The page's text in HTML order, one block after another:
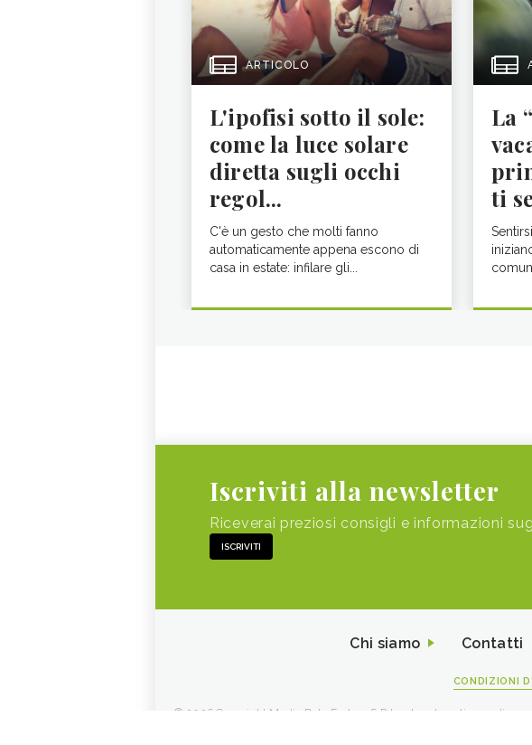
ARTICOLO
L'ipofisi sotto il sole:
come la luce solare
diretta sugli occhi
regol...
C'è un gesto che molti fanno
automaticamente appena escono di
casa in estate: infilare gli...
La
ti
Iscriviti alla newsletter
Riceverai preziosi consigli e informazioni
ISCRIVITI
Chi siamo Contatti
CONDIZIONI
© 2026 Copyright Media Data Factory S.R.L. - I contenuti sono di